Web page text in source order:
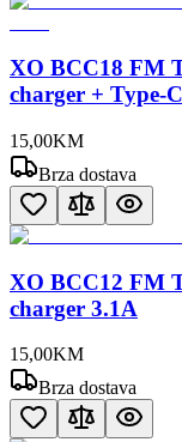
XO BCC18 FM
charger + Type-
15,00KM
Brza dostava
XO BCC12 FM
charger 3.1A
15,00KM
Brza dostava